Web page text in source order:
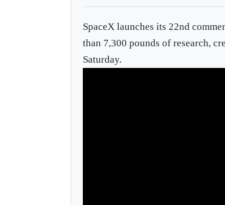
SpaceX launches its 22nd
than 7,300 pounds of research,
Saturday.